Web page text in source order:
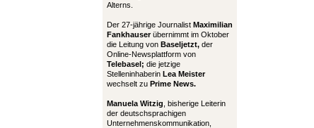
Alterns.
Der 27-jährige Journalist Maximilian
Fankhauserübernimmt im Oktober
die Leitung von Baseljetzt, der
Online-Newsplattform von
Telebasel; die jetzige
Stelleninhaberin Lea Meister
wechselt zu Prime News.
Manuela Witzig , bisherige Leiterin
der deutschsprachigen
Unternehmenskommunikation,